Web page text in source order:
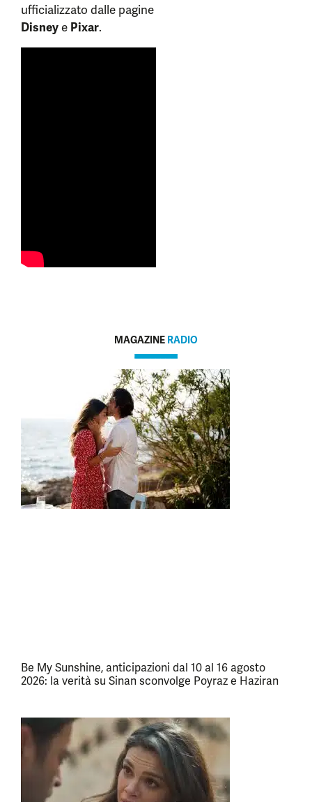
ufficializzato dalle pagine
Disneye Pixar.
MAGAZINE RADIO
Be My Sunshine, anticipazioni dal 10 al 16 agosto
2026: la verità su Sinan sconvolge Poyraz e Haziran